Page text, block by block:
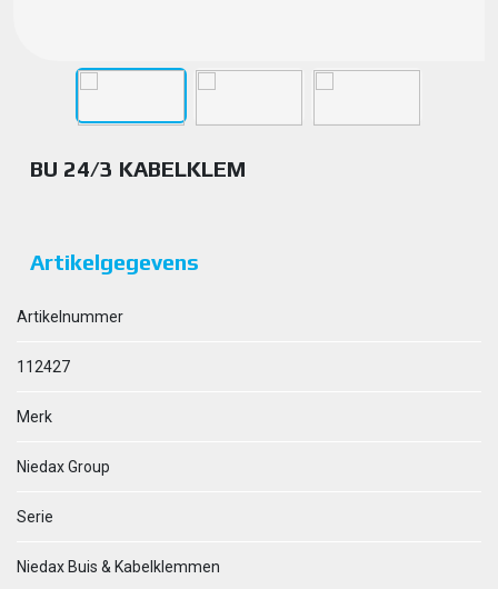
BU 24/3 KABELKLEM
Artikelgegevens
Artikelnummer
112427
Merk
Niedax Group
Serie
Niedax Buis & Kabelklemmen